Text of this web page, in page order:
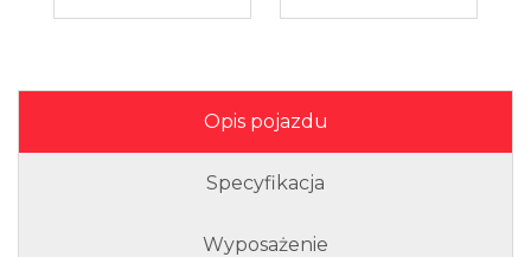
Opis pojazdu
Specyfikacja
Wyposażenie